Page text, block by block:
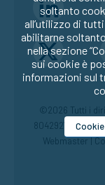
©2026 Tutti i
80429270582 |
Webmaster|
soltanto
all’utilizzo di
abilitarne
nella sezione
sui cookie è
informazioni sul